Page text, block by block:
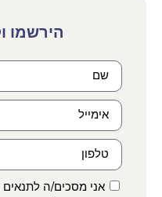
הירשמו
אני מסכים/ה לתנאים